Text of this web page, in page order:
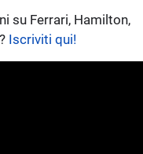
su Ferrari, Hamilton,
Iscriviti qui!